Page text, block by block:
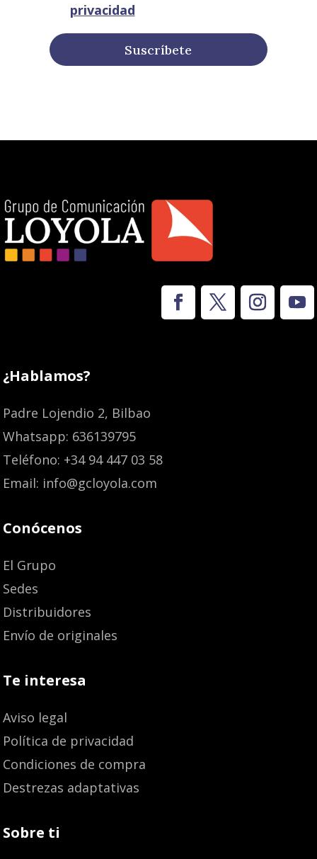
privacidad
Suscríbete
¿Hablamos?
Padre Lojendio 2, Bilbao
Whatsapp: 636139795
Teléfono: +34 94 447 03 58
Email: info@gcloyola.com
Conócenos
El Grupo
Sedes
Distribuidores
Envío de originales
Te interesa
Aviso legal
Política de privacidad
Condiciones de compra
Destrezas adaptativas
Sobre ti